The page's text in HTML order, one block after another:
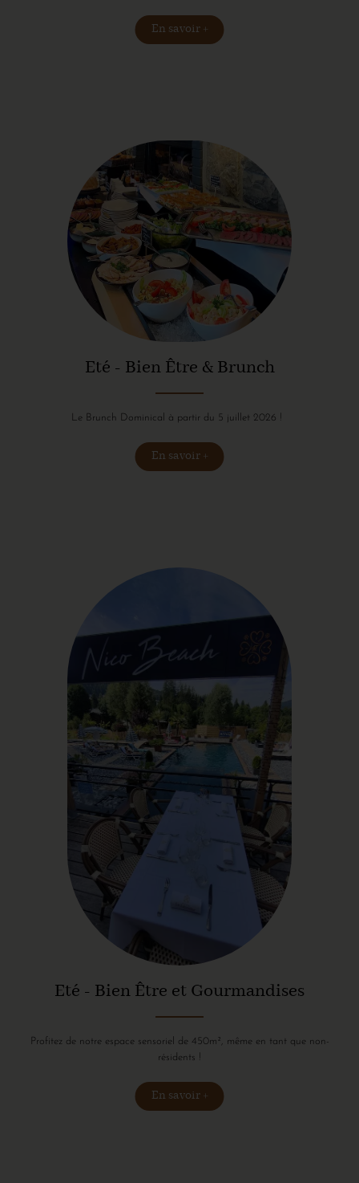
En savoir +
Eté - Bien Être & Brunch
Le Brunch Dominical à partir du 5 juillet 2026 !
En savoir +
Eté - Bien Être et Gourmandises
Profitez de notre espace sensoriel de 450m², même en tant que non-
résidents !
En savoir +